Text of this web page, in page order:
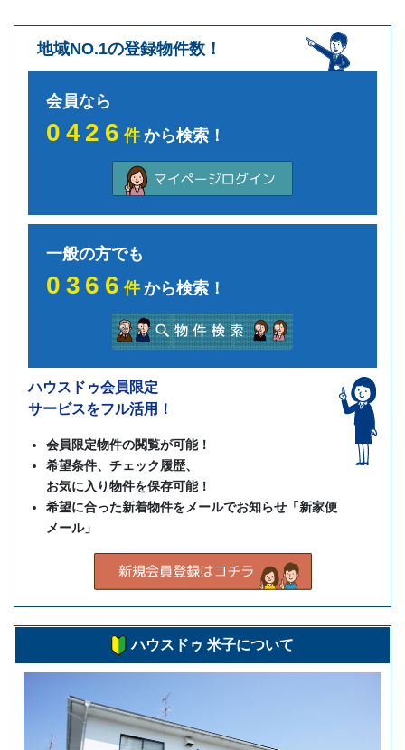
地域NO.1の登録物件数！
会員なら
0426件から検索！
一般の方でも
0366件から検索！
ハウスドゥ会員限定
サービスをフル活用！
会員限定物件の閲覧が可能！
希望条件、チェック履歴、
お気に入り物件を保存可能！
希望に合った新着物件をメールでお知らせ「新家便
メール」
ハウスドゥ 米子について